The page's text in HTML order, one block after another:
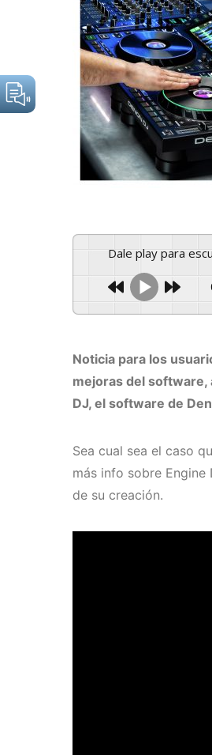
Dale play para
Noticia para los
mejoras del software,
DJ, el software de
Sea cual sea el caso
más info sobre
de su creación.